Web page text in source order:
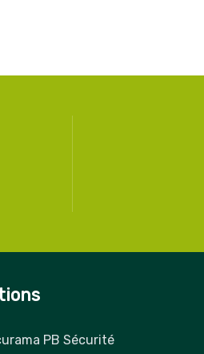
PB Sécurité